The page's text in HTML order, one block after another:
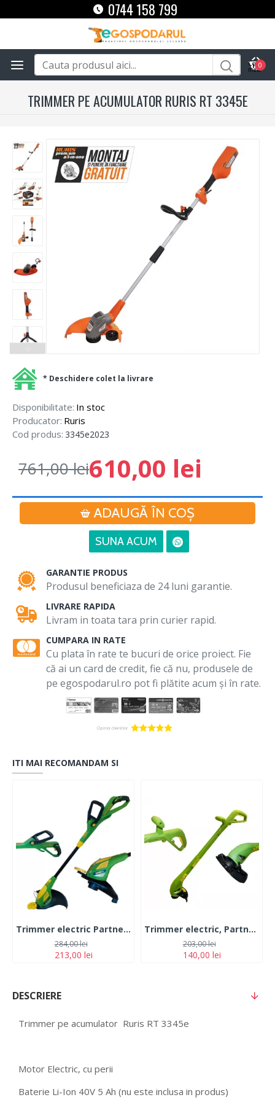
0744 158 799
0
TRIMMER PE ACUMULATOR RURIS RT 3345E
Disponibilitate: In stoc
Producator: Ruris
Cod produs: 3345e2023
610,00 lei
761,00 lei
ADAUGĂ ÎN COŞ
SUNA ACUM
* Deschidere colet la livrare
GARANTIE PRODUS
Produsul beneficiaza de 24 luni garantie.
LIVRARE RAPIDA
Livram in toata tara prin curier rapid.
CUMPARA IN RATE
Cu plata în rate te bucuri de orice proiect. Fie
că ai un card de credit, fie că nu, produsele de
pe egospodarul.ro pot fi plătite acum și în rate.
ITI MAI RECOMANDAM SI
Trimmer electric PartnerPro PT-650, 650W, 10000rpm
213,00 lei
284,00 lei
Trimmer electric, PartnerPro PT-400, 400W, 11000rpm
140,00 lei
203,00 lei
DESCRIERE
Trimmer pe acumulator Ruris RT 3345e
Motor Electric, cu perii
Baterie Li-Ion 40V 5 Ah (nu este inclusa in produs)